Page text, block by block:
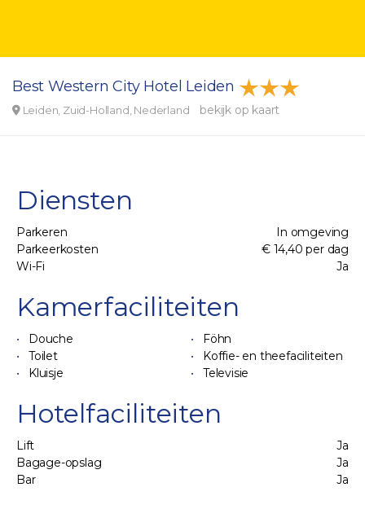
Best Western City Hotel Leiden
Leiden, Zuid-Holland, Nederland bekijk op kaart
Diensten
Parkeren
In omgeving
Parkeerkosten
€ 14,40 per dag
Wi-Fi
Ja
Kamerfaciliteiten
Douche
Föhn
Toilet
Koffie- en theefaciliteiten
Kluisje
Televisie
Hotelfaciliteiten
Lift
Ja
Bagage-opslag
Ja
Bar
Ja